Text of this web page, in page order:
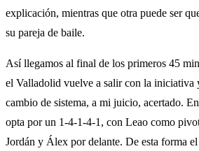
explicación, mientras que otra puede ser
su pareja de baile.
Así llegamos al final de los primeros 45
el Valladolid vuelve a salir con la iniciativa
cambio de sistema, a mi juicio, acertado.
opta por un 1-4-1-4-1, con Leao como
Jordán y Álex por delante. De esta forma